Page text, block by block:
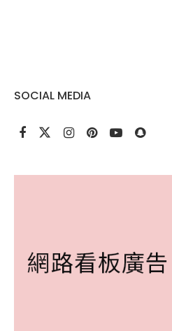
SOCIAL MEDIA